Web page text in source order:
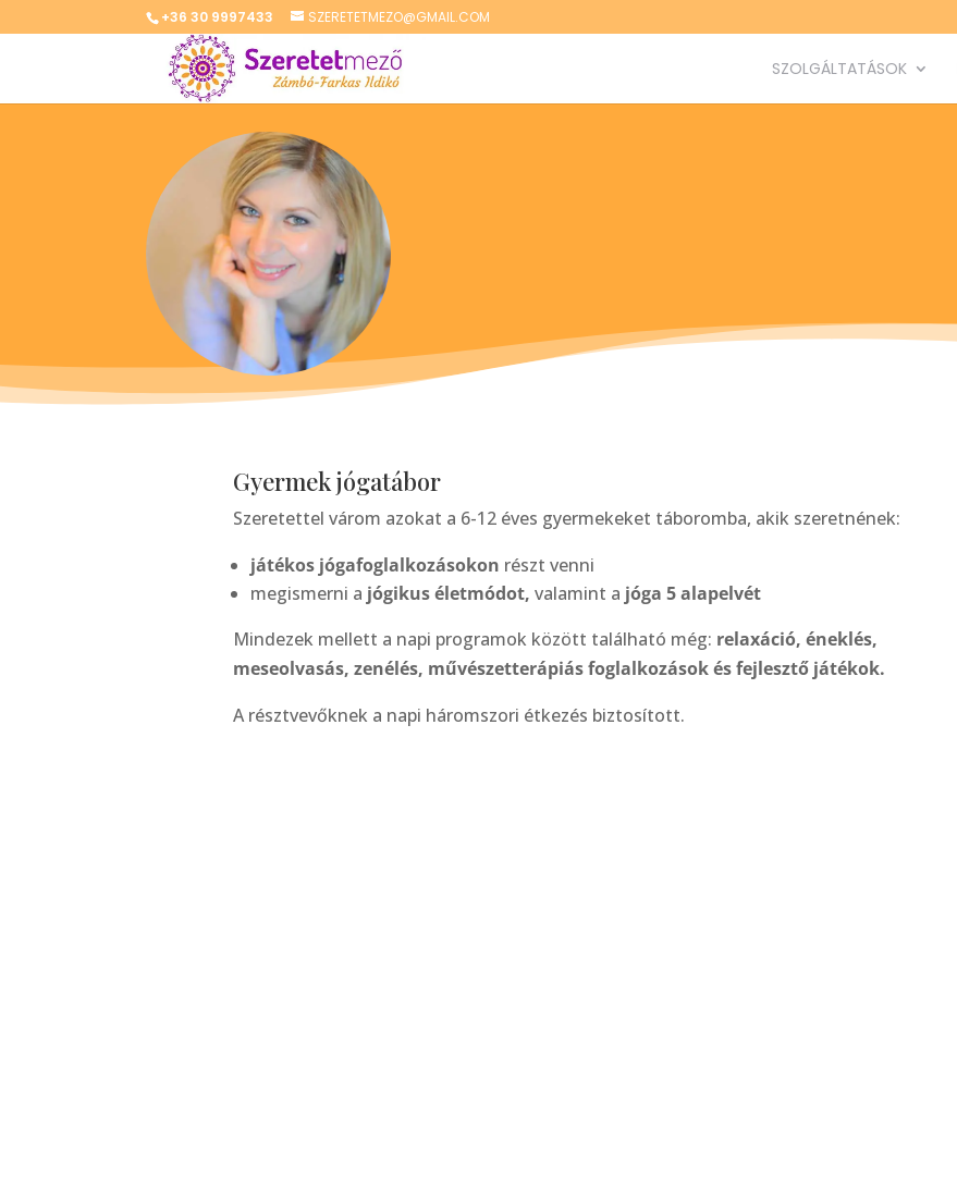
+36 30 9997433 SZERETETMEZO@GMAIL.COM
SZOLGÁLTATÁSOK
Gyermek jógatábor
Szeretettel várom azokat a 6-12 éves gyermekeket táboromba, akik szeretnének:
játékos jógafoglalkozásokon részt venni
megismerni a jógikus életmódot, valamint a jóga 5 alapelvét
Mindezek mellett a napi programok között található még: relaxáció, éneklés,
meseolvasás, zenélés, művészetterápiás foglalkozások és fejlesztő játékok.
A résztvevőknek a napi háromszori étkezés biztosított.